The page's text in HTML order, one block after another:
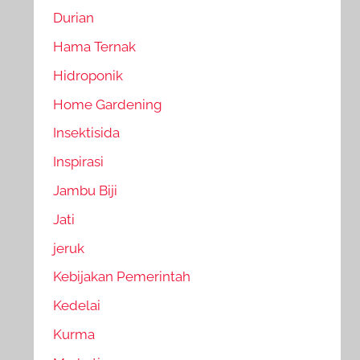
Durian
Hama Ternak
Hidroponik
Home Gardening
Insektisida
Inspirasi
Jambu Biji
Jati
jeruk
Kebijakan Pemerintah
Kedelai
Kurma